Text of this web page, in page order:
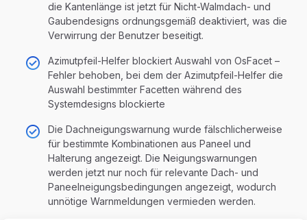
die Kantenlänge ist jetzt für Nicht-Walmdach- und
Gaubendesigns ordnungsgemäß deaktiviert, was die
Verwirrung der Benutzer beseitigt.
Azimutpfeil-Helfer blockiert Auswahl von OsFacet –
Fehler behoben, bei dem der Azimutpfeil-Helfer die
Auswahl bestimmter Facetten während des
Systemdesigns blockierte
Die Dachneigungswarnung wurde fälschlicherweise
für bestimmte Kombinationen aus Paneel und
Halterung angezeigt. Die Neigungswarnungen
werden jetzt nur noch für relevante Dach- und
Paneelneigungsbedingungen angezeigt, wodurch
unnötige Warnmeldungen vermieden werden.